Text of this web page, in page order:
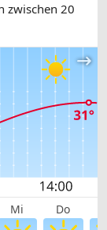
zwischen 20
Mi Do